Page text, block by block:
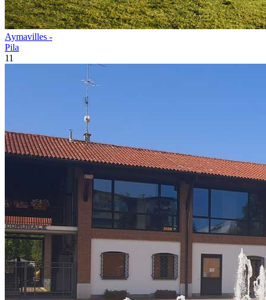
Aymavilles -
Pila
11